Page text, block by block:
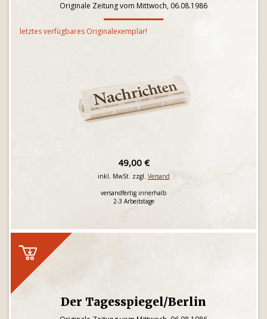
Originale Zeitung vom Mittwoch, 06.08.1986
letztes verfügbares Originalexemplar!
49,00 €
inkl. MwSt. zzgl. Versand
versandfertig innerhalb
2-3 Arbeitstage
Der Tagesspiegel/Berlin